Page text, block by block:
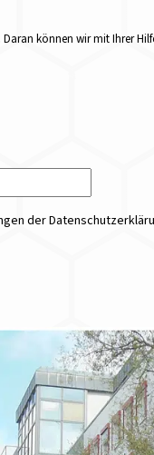
können wir mit Ihrer
der